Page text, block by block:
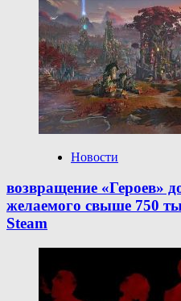
Новости
возвращение «Героев»
желаемого свыше 750
Steam